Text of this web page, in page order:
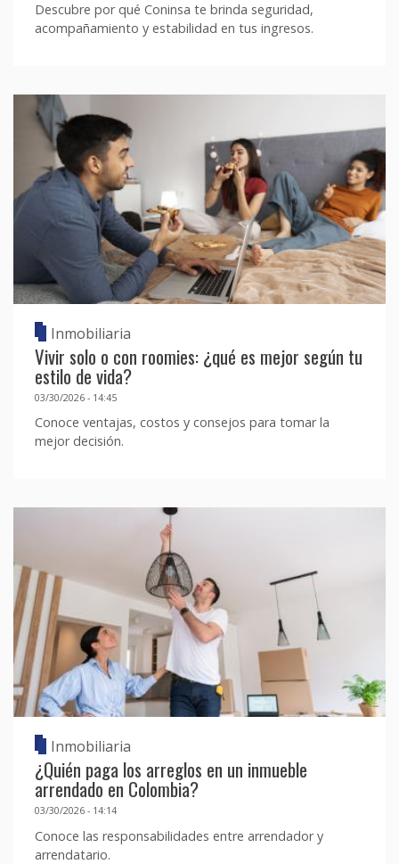
Descubre por qué Coninsa te brinda seguridad,
acompañamiento y estabilidad en tus ingresos.
Inmobiliaria
Vivir solo o con roomies: ¿qué es mejor según tu
estilo de vida?
03/30/2026 - 14:45
Conoce ventajas, costos y consejos para tomar la
mejor decisión.
Inmobiliaria
¿Quién paga los arreglos en un inmueble
arrendado en Colombia?
03/30/2026 - 14:14
Conoce las responsabilidades entre arrendador y
arrendatario.